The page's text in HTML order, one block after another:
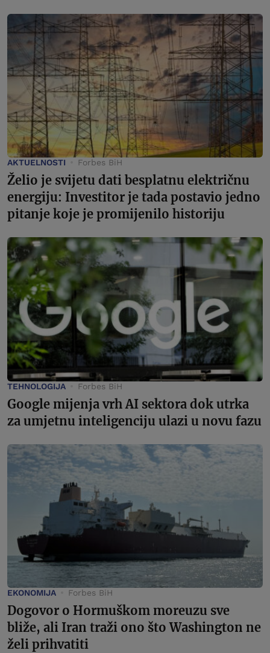
AKTUELNOSTI Forbes BiH
Želio je svijetu dati besplatnu električnu
energiju: Investitor je tada postavio jedno
pitanje koje je promijenilo historiju
TEHNOLOGIJA Forbes BiH
Google mijenja vrh AI sektora dok utrka
za umjetnu inteligenciju ulazi u novu fazu
EKONOMIJA Forbes BiH
Dogovor o Hormuškom moreuzu sve
bliže, ali Iran traži ono što Washington ne
želi prihvatiti